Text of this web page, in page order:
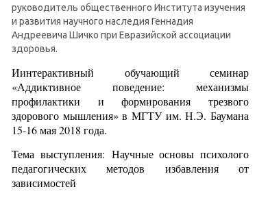
руководитель общественного Института изучения
и развития научного наследия Геннадия
Андреевича Шичко при Евразийской ассоциации
здоровья.
Иинтерактивный обучающий семинар
«Аддиктивное поведение: механизмы
профилактики и формирования трезвого
здорового мышления» в МГТУ им. Н.Э. Баумана
15-16 мая 2018 года.
Тема выступления: Научные основы психолого
педагогических методов избавления от
зависимостей